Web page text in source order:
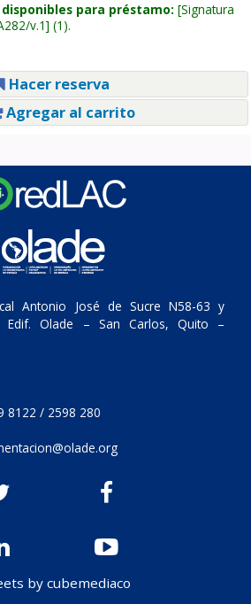
para préstamo: Signatura
v.1 (1).
Hacer reserva
Agregar al carrito
Antonio José de Sucre N58-63 y
Edif. Olade – San Carlos, Quito –
8122 / 2598 280
by cubemediaco